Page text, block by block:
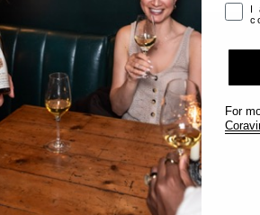
Supporto
Contattaci
Inserisci il tuo locale
FAQ’s
Opt-I
For